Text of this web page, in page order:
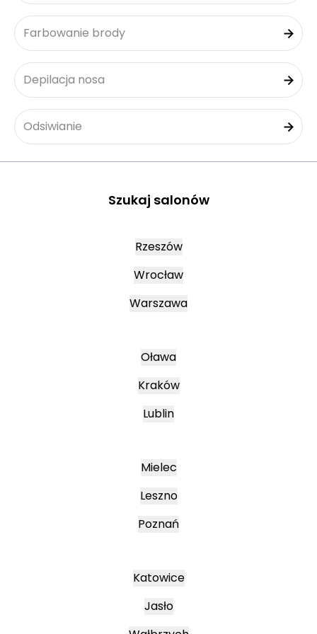
Farbowanie brody
Depilacja nosa
Odsiwianie
Szukaj salonów
Rzeszów
Wrocław
Warszawa
Oława
Kraków
Lublin
Mielec
Leszno
Poznań
Katowice
Jasło